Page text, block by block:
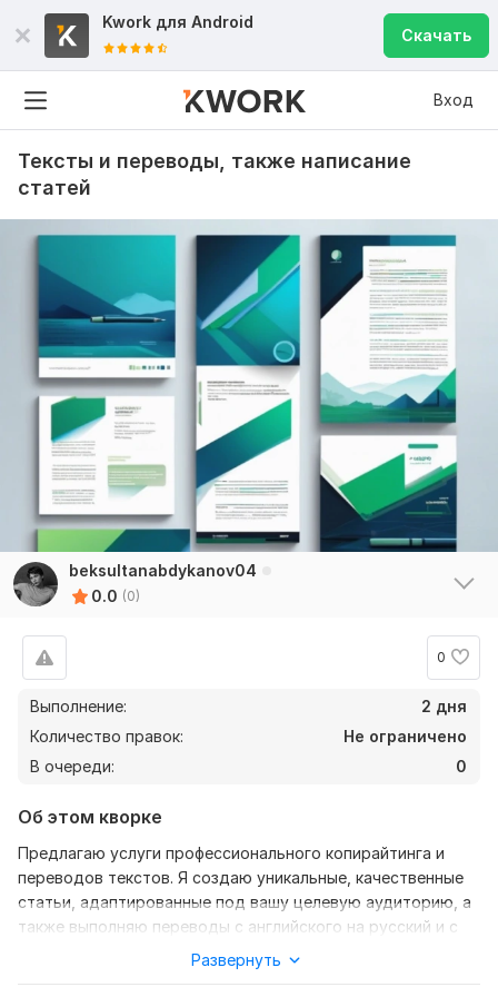
Kwork для Android
Скачать
Вход
Тексты и переводы, также написание
статей
beksultanabdykanov04
0.0 (0)
0
Выполнение:
2 дня
Количество правок:
Не ограничено
В очереди:
0
Об этом кворке
Предлагаю услуги профессионального копирайтинга и
переводов текстов. Я создаю уникальные, качественные
статьи, адаптированные под вашу целевую аудиторию, а
также выполняю переводы с английского на русский и с
русского на английский.Развернуть